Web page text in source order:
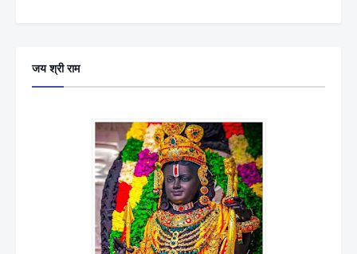
जय श्री राम